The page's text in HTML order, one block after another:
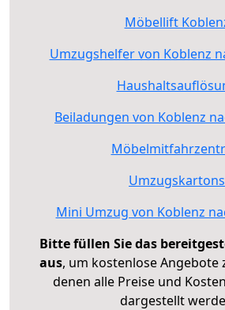
Möbellift
Umzugshelfer von Koblenz
Beiladungen von Koblenz
Umzugskartons
Mini Umzug von Koblenz
Bitte füllen Sie das
aus, um kostenlose Angebote
denen alle Preise und
dargestellt